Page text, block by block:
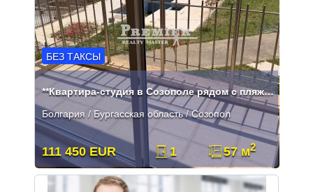
БЕЗ ТАКСЫ
**Квартира-студия в Созополе рядом с пляжем Хармани**
Болгария / Бургасская область / Созопол
111 450 EUR 1 57 м2